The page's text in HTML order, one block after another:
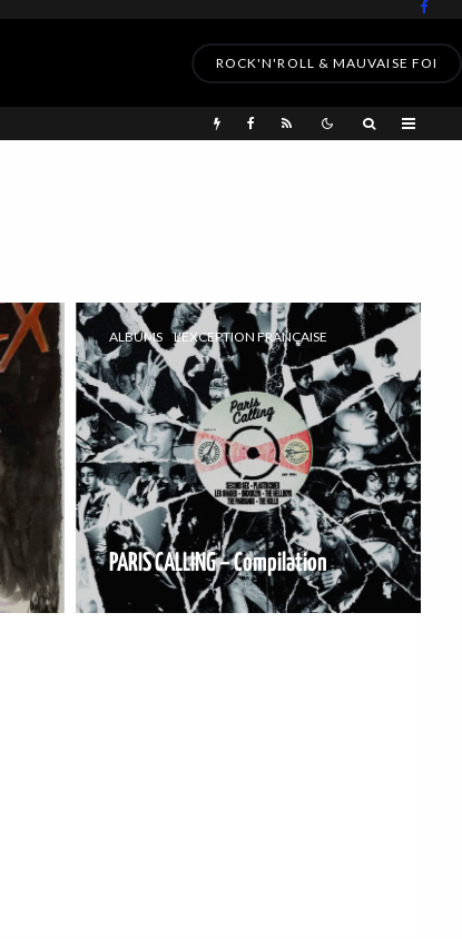
ROCK'N'ROLL & MAUVAISE FOI
ALBUMS L'EXCEPTION FRANÇAISE
PARIS CALLING – Compilation